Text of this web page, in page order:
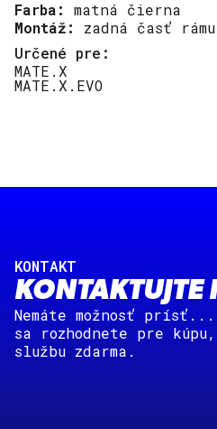
Farba: matná čierna
Montáž:
zadná časť
Určené pre:
MATE.X
MATE.X.EVO
KONTAKT
KONTAKTUJTE
Nemáte možnosť
sa rozhodnete pre
službu zdarma.